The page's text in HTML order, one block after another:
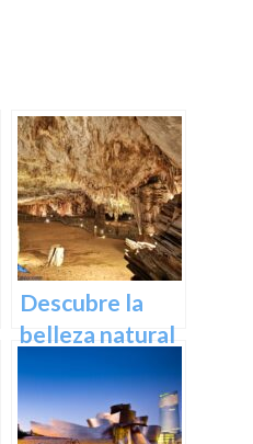
Descubre la
belleza natural
de Pozalagua:
Información y